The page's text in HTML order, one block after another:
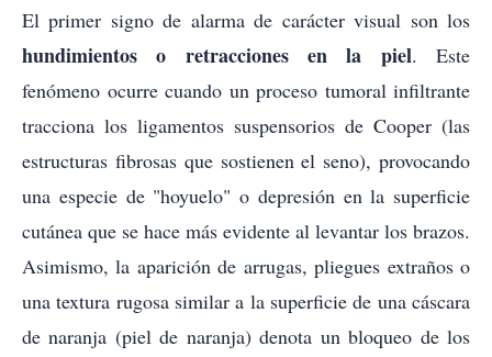
El primer signo de alarma de carácter visual son los
hundimientos o retracciones en la piel. Este
fenómeno ocurre cuando un proceso tumoral infiltrante
tracciona los ligamentos suspensorios de Cooper (las
estructuras fibrosas que sostienen el seno), provocando
una especie de "hoyuelo" o depresión en la superficie
cutánea que se hace más evidente al levantar los brazos.
Asimismo, la aparición de arrugas, pliegues extraños o
una textura rugosa similar a la superficie de una cáscara
de naranja (piel de naranja) denota un bloqueo de los